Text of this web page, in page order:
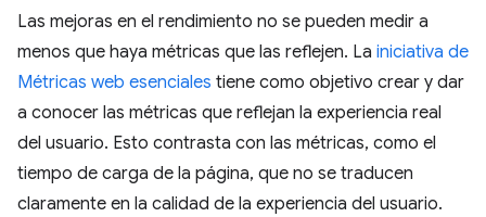
Las mejoras en el rendimiento no se pueden medir a
menos que haya métricas que las reflejen. La iniciativa de
Métricas web esenciales tiene como objetivo crear y dar
a conocer las métricas que reflejan la experiencia real
del usuario. Esto contrasta con las métricas, como el
tiempo de carga de la página, que no se traducen
claramente en la calidad de la experiencia del usuario.